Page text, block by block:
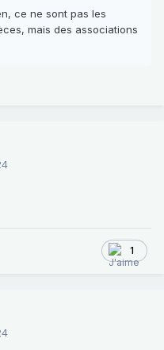
ce ne sont pas les
mais des associations
1